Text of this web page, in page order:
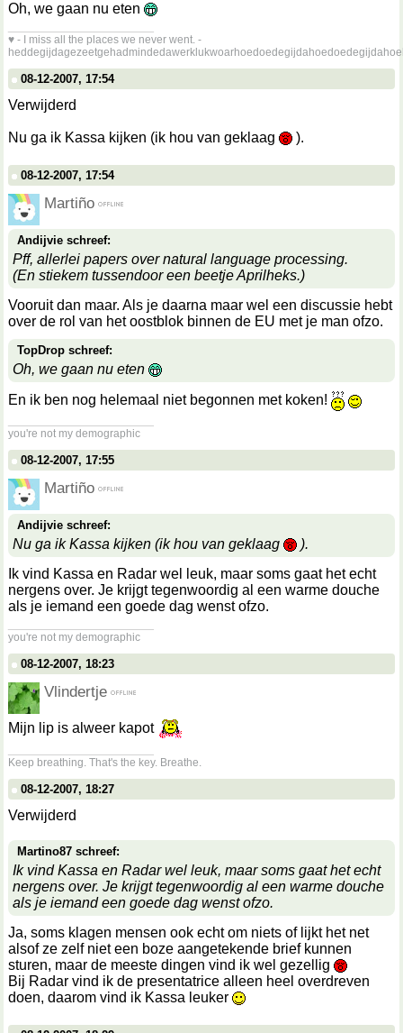
Oh, we gaan nu eten
♥ - I miss all the places we never went. -
08-12-2007, 17:54
Verwijderd
Nu ga ik Kassa kijken (ik hou van geklaag ).
08-12-2007, 17:54
Martiño
Andijvie schreef:
Pff, allerlei papers over natural language processing.
(En stiekem tussendoor een beetje Aprilheks.)
Vooruit dan maar. Als je daarna maar wel een discussie hebt
over de rol van het oostblok binnen de EU met je man ofzo.
TopDrop schreef:
Oh, we gaan nu eten
En ik ben nog helemaal niet begonnen met koken!
you're not my demographic
08-12-2007, 17:55
Martiño
Andijvie schreef:
Nu ga ik Kassa kijken (ik hou van geklaag
).
Ik vind Kassa en Radar wel leuk, maar soms gaat het echt
nergens over. Je krijgt tegenwoordig al een warme douche
als je iemand een goede dag wenst ofzo.
you're not my demographic
08-12-2007, 18:23
Vlindertje
Mijn lip is alweer kapot
Keep breathing. That's the key. Breathe.
08-12-2007, 18:27
Verwijderd
Martino87 schreef:
Ik vind Kassa en Radar wel leuk, maar soms gaat het echt
nergens over. Je krijgt tegenwoordig al een warme douche
als je iemand een goede dag wenst ofzo.
Ja, soms klagen mensen ook echt om niets of lijkt het net
alsof ze zelf niet een boze aangetekende brief kunnen
sturen, maar de meeste dingen vind ik wel gezellig
Bij Radar vind ik de presentatrice alleen heel overdreven
doen, daarom vind ik Kassa leuker